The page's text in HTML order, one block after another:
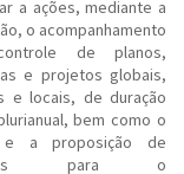
a ações, mediante a
o acompanhamento
de planos,
e projetos globais,
e locais, de duração
bem como o
e a proposição de
para o